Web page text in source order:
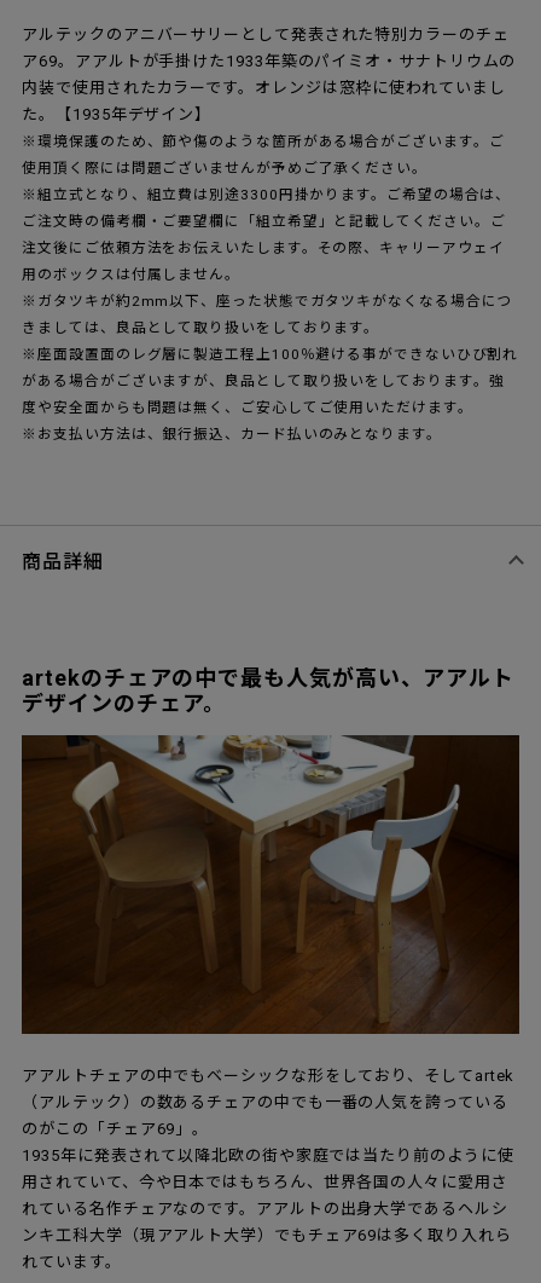
アルテックのアニバーサリーとして発表された特別カラーのチェ
ア69。アアルトが手掛けた1933年築のパイミオ・サナトリウムの
内装で使用されたカラーです。オレンジは窓枠に使われていまし
た。【1935年デザイン】
※環境保護のため、節や傷のような箇所がある場合がございます。ご
使用頂く際には問題ございませんが予めご了承ください。
※組立式となり、組立費は別途3300円掛かります。ご希望の場合は、
ご注文時の備考欄・ご要望欄に「組立希望」と記載してください。ご
注文後にご依頼方法をお伝えいたします。その際、キャリーアウェイ
用のボックスは付属しません。
※ガタツキが約2mm以下、座った状態でガタツキがなくなる場合につ
きましては、良品として取り扱いをしております。
※座面設置面のレグ層に製造工程上100％避ける事ができないひび割れ
がある場合がございますが、良品として取り扱いをしております。強
度や安全面からも問題は無く、ご安心してご使用いただけます。
※お支払い方法は、銀行振込、カード払いのみとなります。
商品詳細
artekのチェアの中で最も人気が高い、アアルト
デザインのチェア。
アアルトチェアの中でもベーシックな形をしており、そしてartek
（アルテック）の数あるチェアの中でも一番の人気を誇っている
のがこの「チェア69」。
1935年に発表されて以降北欧の街や家庭では当たり前のように使
用されていて、今や日本ではもちろん、世界各国の人々に愛用さ
れている名作チェアなのです。アアルトの出身大学であるヘルシ
ンキ工科大学（現アアルト大学）でもチェア69は多く取り入れら
れています。